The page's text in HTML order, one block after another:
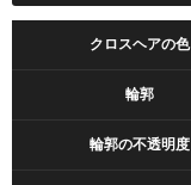
クロスヘアの色
輪郭
輪郭の不透明度